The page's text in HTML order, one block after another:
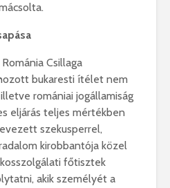
Csillaga
bukaresti ítélet nem
romániai jogállamiság
eljárás teljes mértékben
szekusperrel,
kirobbantója közel
főtisztek
akik személyét a